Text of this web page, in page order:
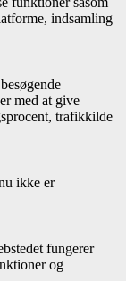
indsamling
med at give
trafikkilde
ikke er
fungerer
og